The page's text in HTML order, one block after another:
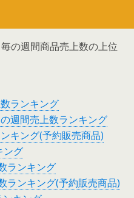
の週間商品売上数の上位
ランキング
週間売上数ランキング
キング(予約販売商品)
ング
ランキング
ランキング(予約販売商品)